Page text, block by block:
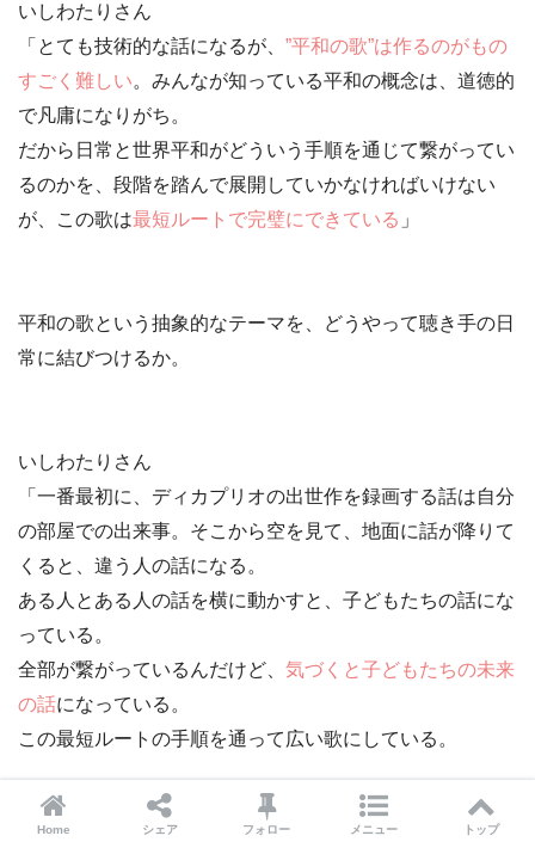
いしわたりさん
「とても技術的な話になるが、 ”平和の歌”は作るのがもの
すごく難しい。みんなが知っている平和の概念は、 道徳的
で凡庸になりがち。
だから日常と世界平和がどういう手順を通じて繋がってい
るのかを、段階を踏んで展開していかなければいけない
が、この歌は最短ルートで完璧にできている 」
平和の歌という抽象的なテーマを、
どうやって聴き手の日
常に結びつけるか。
いしわたりさん
「一番最初に、ディカプリオの出世作を録画する話は自分
の部屋での出来事。そこから空を見て、 地面に話が降りて
くると、 違う人 の話になる。
ある人とある人の話を横に動かすと、 子どもたちの話にな
っている。
全部が繋がっているんだけど、 気づくと子どもたちの未来
の話になっている。
この最短ルートの手順を通って広い歌にしている 。
Home シェア フォロー メニュー トップ